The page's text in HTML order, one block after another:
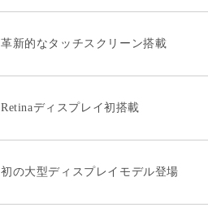
革新的なタッチスクリーン搭載
Retinaディスプレイ初搭載
初の大型ディスプレイモデル登場